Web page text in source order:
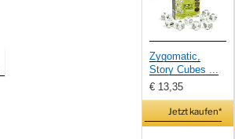
Zygomatic,
Story Cubes ...
€ 13,35
Jetzt kaufen*